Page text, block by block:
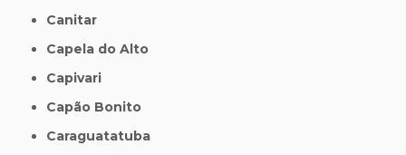
Canitar
Capela do Alto
Capivari
Capão Bonito
Caraguatatuba